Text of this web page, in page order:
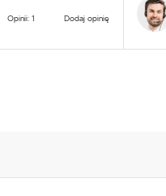
Opinii: 1 Dodaj opinię